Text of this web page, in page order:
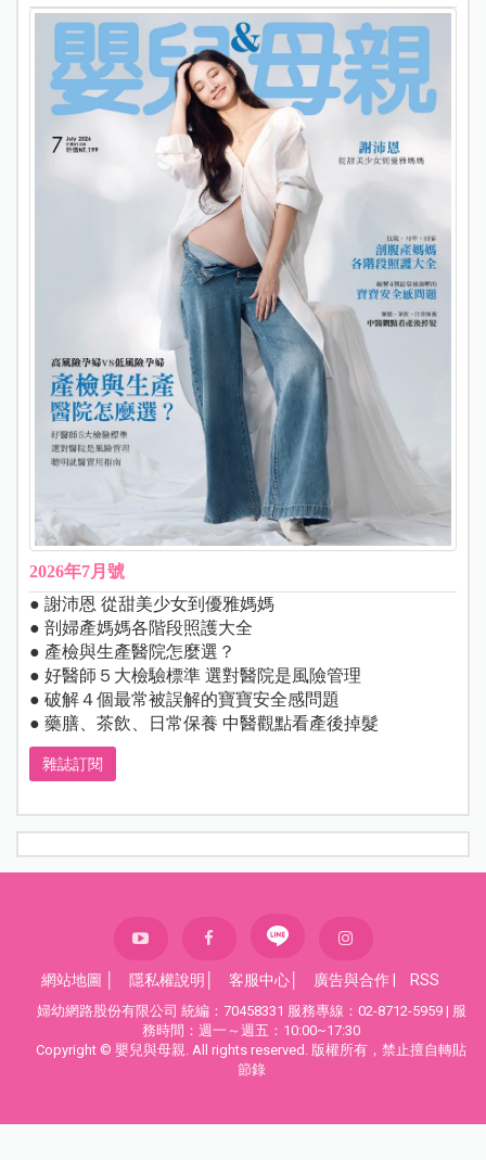
2026年7月號
● 謝沛恩 從甜美少女到優雅媽媽
● 剖婦產媽媽各階段照護大全
● 產檢與生產醫院怎麼選？
● 好醫師５大檢驗標準 選對醫院是風險管理
● 破解４個最常被誤解的寶寶安全感問題
● 藥膳、茶飲、日常保養 中醫觀點看產後掉髮
雜誌訂閱
網站地圖 隱私權說明 客服中心 廣告與合作 RSS
婦幼網路股份有限公司 統編：70458331 服務專線：02-8712-5959 | 服
務時間：週一～週五：10:00~17:30
Copyright © 嬰兒與母親. All rights reserved. 版權所有，禁止擅自轉貼
節錄